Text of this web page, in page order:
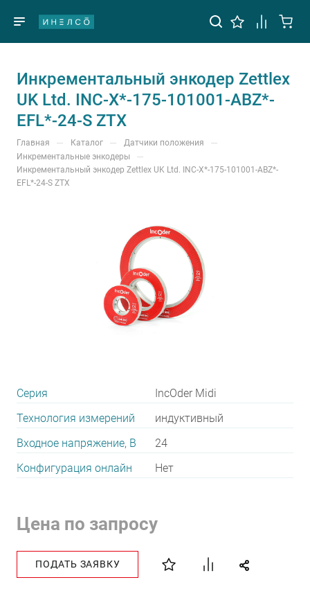
Инкрементальный энкодер Zettlex
UK Ltd. INC-X*-175-101001-ABZ*-
EFL*-24-S ZTX
Главная — Каталог — Датчики положения —
Инкрементальные энкодеры —
Инкрементальный энкодер Zettlex UK Ltd. INC-X*-175-101001-ABZ*-
EFL*-24-S ZTX
Серия
IncOder Midi
Технология измерений
индуктивный
Входное напряжение, В
24
Конфигурация онлайн
Нет
Цена по запросу
ПОДАТЬ ЗАЯВКУ